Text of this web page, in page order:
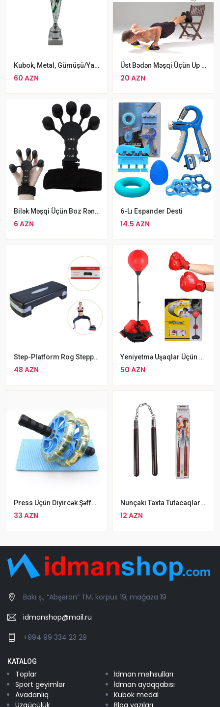
Kubok, Metal, Gümüşü/yaşıl, 45 Sm
60 AZN
Üst Bədən Məşqi Üçün Up Pro Jim Tutacaqları Jack Zatorski Push Up Pro
20 AZN
Bilək Məşqi Üçün Boz Rəngli Qapalı Barmaq Espanderi Yeni Başlayanlar Üçün Barmaq Espanderi
6 AZN
6-Lı Espander Desti
14.5 AZN
Step-Platform Rog Stepper, 10-15 Sm Egzersiz Aleti Step Tahtası Aerobik Steppe
48 AZN
Yeniyetmə Uşaqlar Üçün Tənzimlənən Boks Topu Seti Əlcək Və Nasos Daxil
50 AZN
Press Üçün Diyircək Şəffaf Qarın Əzələ Məşq Aləti
33 AZN
Nunçaki Taxta Tutacaqlar YINGCAI Zəncirli Taxta NunChaku (Numçaka)
12 AZN
Bakı ş., “Abşeron” TM, korpus 19, mağaza 19
idmanshop@mail.ru
+994 99 334 23 29
KATALOG
Toplar
İdman məhsulları
Sport geyimlər
İdman ayaqqabısı
Avadanlıq
Kubok medal
Üzgüçülük
Blog yazıları